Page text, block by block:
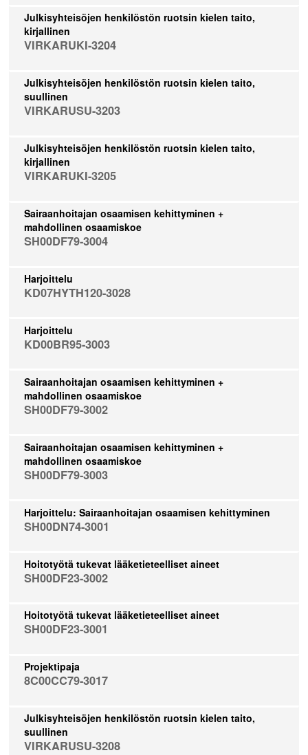
Julkisyhteisöjen henkilöstön ruotsin kielen taito,
kirjallinen
VIRKARUKI-3204
Julkisyhteisöjen henkilöstön ruotsin kielen taito,
suullinen
VIRKARUSU-3203
Julkisyhteisöjen henkilöstön ruotsin kielen taito,
kirjallinen
VIRKARUKI-3205
Sairaanhoitajan osaamisen kehittyminen +
mahdollinen osaamiskoe
SH00DF79-3004
Harjoittelu
KD07HYTH120-3028
Harjoittelu
KD00BR95-3003
Sairaanhoitajan osaamisen kehittyminen +
mahdollinen osaamiskoe
SH00DF79-3002
Sairaanhoitajan osaamisen kehittyminen +
mahdollinen osaamiskoe
SH00DF79-3003
Harjoittelu: Sairaanhoitajan osaamisen kehittyminen
SH00DN74-3001
Hoitotyötä tukevat lääketieteelliset aineet
SH00DF23-3002
Hoitotyötä tukevat lääketieteelliset aineet
SH00DF23-3001
Projektipaja
8C00CC79-3017
Julkisyhteisöjen henkilöstön ruotsin kielen taito,
suullinen
VIRKARUSU-3208